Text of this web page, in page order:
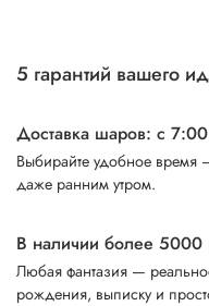
5 гарантий вашего
Доставка шаров: с
Выбирайте удобное
даже ранним утром.
В наличии более 5000
Любая фантазия —
рождения, выписку и